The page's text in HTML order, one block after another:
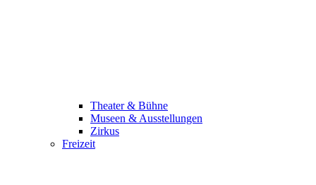
Theater & Bühne
Museen & Ausstellungen
Zirkus
Freizeit